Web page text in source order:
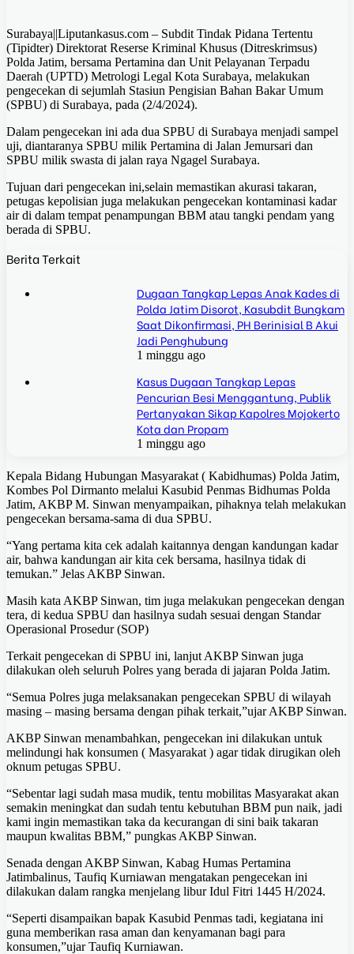
Surabaya||Liputankasus.com – Subdit Tindak Pidana Tertentu
(Tipidter) Direktorat Reserse Kriminal Khusus (Ditreskrimsus)
Polda Jatim, bersama Pertamina dan Unit Pelayanan Terpadu
Daerah (UPTD) Metrologi Legal Kota Surabaya, melakukan
pengecekan di sejumlah Stasiun Pengisian Bahan Bakar Umum
(SPBU) di Surabaya, pada (2/4/2024).
Dalam pengecekan ini ada dua SPBU di Surabaya menjadi sampel
uji, diantaranya SPBU milik Pertamina di Jalan Jemursari dan
SPBU milik swasta di jalan raya Ngagel Surabaya.
Tujuan dari pengecekan ini,selain memastikan akurasi takaran,
petugas kepolisian juga melakukan pengecekan kontaminasi kadar
air di dalam tempat penampungan BBM atau tangki pendam yang
berada di SPBU.
Berita Terkait
Dugaan Tangkap Lepas Anak Kades di
Polda Jatim Disorot, Kasubdit Bungkam
Saat Dikonfirmasi, PH Berinisial B Akui
Jadi Penghubung
1 minggu ago
Kasus Dugaan Tangkap Lepas
Pencurian Besi Menggantung, Publik
Pertanyakan Sikap Kapolres Mojokerto
Kota dan Propam
1 minggu ago
Kepala Bidang Hubungan Masyarakat ( Kabidhumas) Polda Jatim,
Kombes Pol Dirmanto melalui Kasubid Penmas Bidhumas Polda
Jatim, AKBP M. Sinwan menyampaikan, pihaknya telah melakukan
pengecekan bersama-sama di dua SPBU.
“Yang pertama kita cek adalah kaitannya dengan kandungan kadar
air, bahwa kandungan air kita cek bersama, hasilnya tidak di
temukan.” Jelas AKBP Sinwan.
Masih kata AKBP Sinwan, tim juga melakukan pengecekan dengan
tera, di kedua SPBU dan hasilnya sudah sesuai dengan Standar
Operasional Prosedur (SOP)
Terkait pengecekan di SPBU ini, lanjut AKBP Sinwan juga
dilakukan oleh seluruh Polres yang berada di jajaran Polda Jatim.
“Semua Polres juga melaksanakan pengecekan SPBU di wilayah
masing – masing bersama dengan pihak terkait,”ujar AKBP Sinwan.
AKBP Sinwan menambahkan, pengecekan ini dilakukan untuk
melindungi hak konsumen ( Masyarakat ) agar tidak dirugikan oleh
oknum petugas SPBU.
“Sebentar lagi sudah masa mudik, tentu mobilitas Masyarakat akan
semakin meningkat dan sudah tentu kebutuhan BBM pun naik, jadi
kami ingin memastikan taka da kecurangan di sini baik takaran
maupun kwalitas BBM,” pungkas AKBP Sinwan.
Senada dengan AKBP Sinwan, Kabag Humas Pertamina
Jatimbalinus, Taufiq Kurniawan mengatakan pengecekan ini
dilakukan dalam rangka menjelang libur Idul Fitri 1445 H/2024.
“Seperti disampaikan bapak Kasubid Penmas tadi, kegiatana ini
guna memberikan rasa aman dan kenyamanan bagi para
konsumen,”ujar Taufiq Kurniawan.